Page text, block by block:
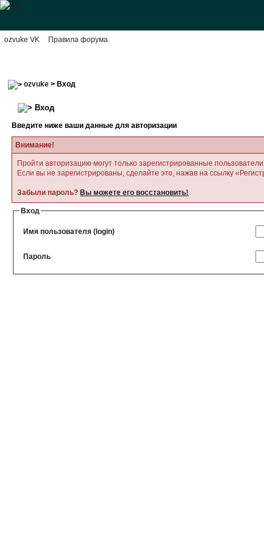
ozvuke VK Правила форума
ozvuke > Вход
Вход
Введите ниже ваши данные для авторизации
Внимание!
Пройти авторизацию могут только зарегистрированные
Если вы не зарегистрированы, сделайте это, нажав на ссылку
Забыли пароль? Вы можете его восстановить!
Вход
Имя пользователя (login)
Пароль